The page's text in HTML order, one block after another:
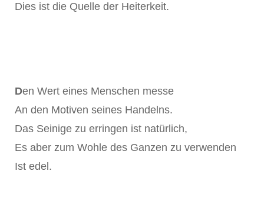
Dies ist die Quelle der Heiterkeit.
Den Wert eines Menschen messe
An den Motiven seines Handelns.
Das Seinige zu erringen ist natürlich,
Es aber zum Wohle des Ganzen zu verwenden
Ist edel.